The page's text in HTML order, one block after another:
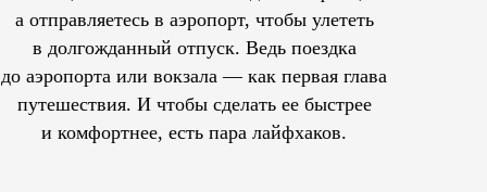
а отправляетесь в аэропорт, чтобы улететь
в долгожданный отпуск. Ведь поездка
до аэропорта или вокзала — как первая глава
путешествия. И чтобы сделать ее быстрее
и комфортнее, есть пара лайфхаков.